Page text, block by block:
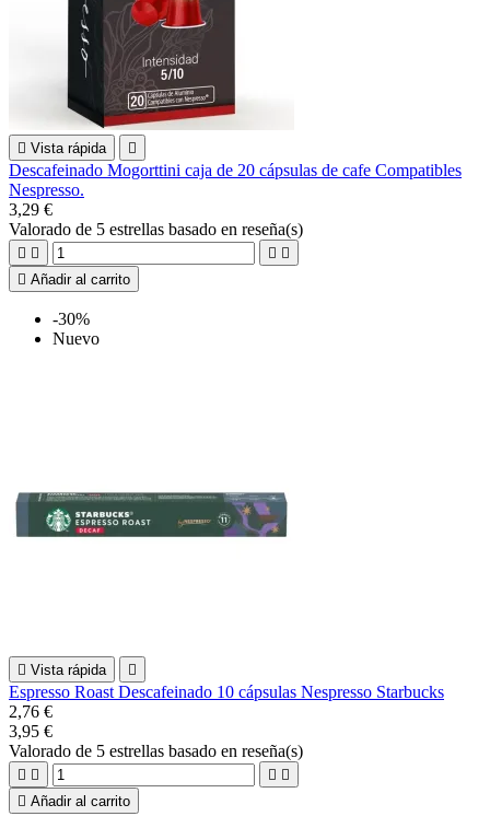
 Vista rápida 
Descafeinado Mogorttini caja de 20 cápsulas de cafe Compatibles
Nespresso.
3,29 €
Valorado de 5 estrellas basado en reseña(s)
   
 Añadir al carrito
-30%
Nuevo
 Vista rápida 
Espresso Roast Descafeinado 10 cápsulas Nespresso Starbucks
2,76 €
3,95 €
Valorado de 5 estrellas basado en reseña(s)
   
 Añadir al carrito